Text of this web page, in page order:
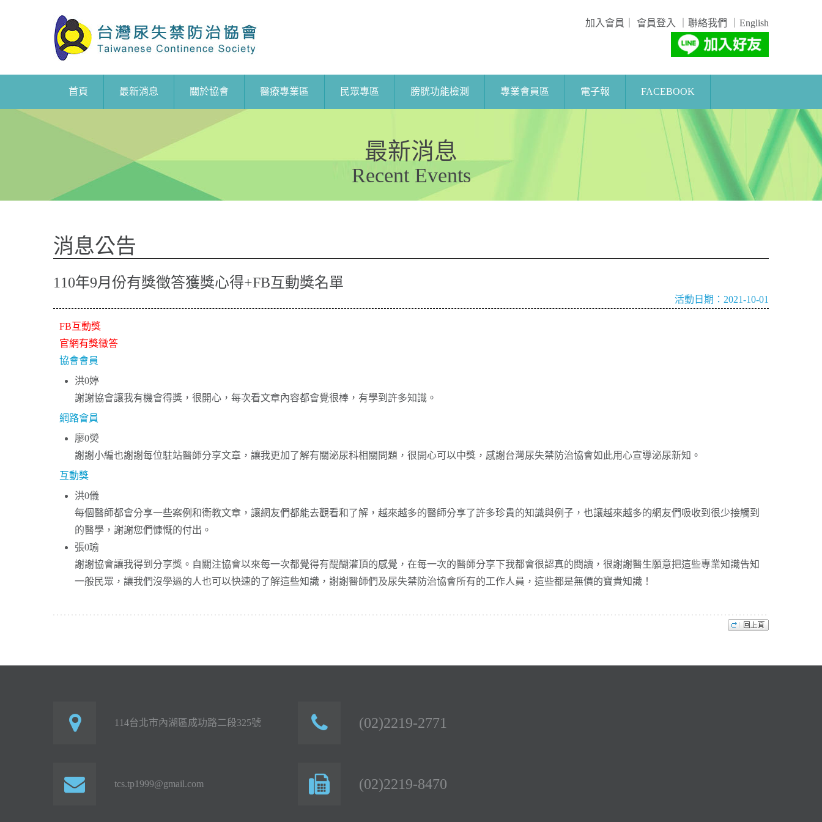
加入會員 會員登入 聯絡我們 English
首頁 最新消息 關於協會 醫療專業區 民眾專區 膀胱功能檢測 專業會員區 電子報 FACEBOOK
最新消息
Recent Events
消息公告
110年9月份有獎徵答獲獎心得+FB互動獎名單
活動日期：2021-10-01
FB互動獎
官網有獎徵答
協會會員
洪0婷
謝謝協會讓我有機會得獎，很開心，每次看文章內容都會覺很棒，有學到許多知識。
網路會員
廖0熒
謝謝小編也謝謝每位駐站醫師分享文章，讓我更加了解有關泌尿科相關問題，很開心可以中獎，感謝台灣尿失禁防治協會如此用心宣導泌尿新知。
互動獎
洪0儀
每個醫師都會分享一些案例和衛教文章，讓網友們都能去觀看和了解，越來越多的醫師分享了許多珍貴的知識與例子，也讓越來越多的網友們吸收到很少接觸到
的醫學，謝謝您們慷慨的付出。
張0瑜
謝謝協會讓我得到分享獎。自關注協會以來每一次都覺得有醍醐灌頂的感覺，在每一次的醫師分享下我都會很認真的閱讀，很謝謝醫生願意把這些專業知識告知
一般民眾，讓我們沒學過的人也可以快速的了解這些知識，謝謝醫師們及尿失禁防治協會所有的工作人員，這些都是無價的寶貴知識！
114台北市內湖區成功路二段325號
tcs.tp1999@gmail.com
(02)2219-2771
(02)2219-8470